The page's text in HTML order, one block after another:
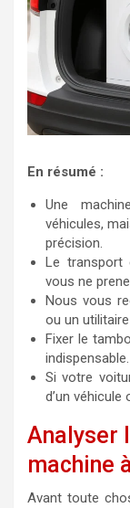
En résumé :
Une
véhicules,
précision.
Le transport
vous ne
Nous vous
ou un
Fixer le
indispensable.
Si votre
d’un
Analyser
machine
Avant toute